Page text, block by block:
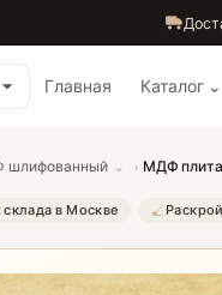
Главная Каталог ⌄
шлифованный ⌄ › МДФ
в Москве